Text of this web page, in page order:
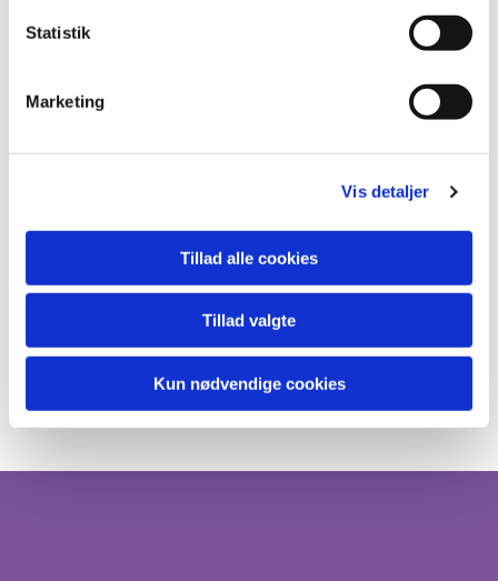
Statistik
Marketing
Vis detaljer
Tillad alle cookies
Tillad valgte
Kun nødvendige cookies